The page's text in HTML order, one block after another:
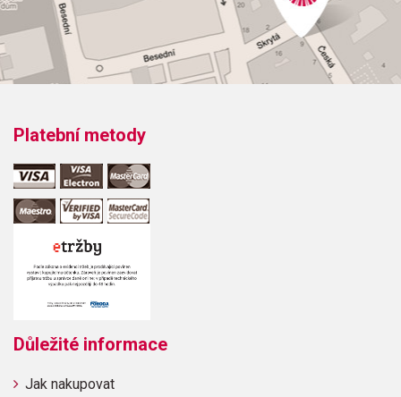
Obsazení: solo
Odběr minimálně 1 kus
Obsahuje:
El TorritoPorch SwingStubborn Little DonkeyLatin
LogicSpinnig DaydreamsSix Ate BeetsScavenger
HuntNothern OdeVenetian Boat SongThe DreamcatherEasy
Does ItBear TracksLyrical PreludeFolk DanceBoogie
BluesSecret AgentCapriccio
Platební metody
Důležité informace
Jak nakupovat